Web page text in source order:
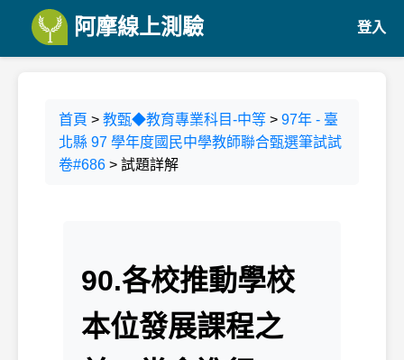
阿摩線上測驗 登入
首頁 > 教甄◆教育專業科目-中等 > 97年 - 臺
北縣 97 學年度國民中學教師聯合甄選筆試試
卷#686 > 試題詳解
90.各校推動學校
本位發展課程之